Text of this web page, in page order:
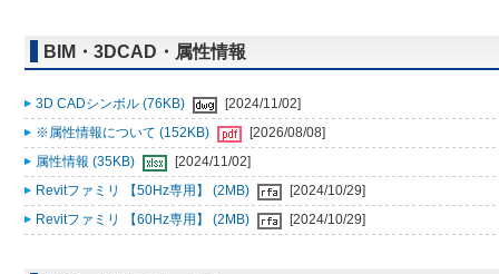
BIM・3DCAD・属性情報
3D CADシンボル (76KB)
[2024/11/02]
※属性情報について (152KB)
[2026/08/08]
属性情報 (35KB)
[2024/11/02]
Revitファミリ 【50Hz専用】 (2MB)
[2024/10/29]
Revitファミリ 【60Hz専用】 (2MB)
[2024/10/29]